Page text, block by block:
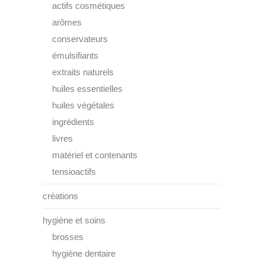
actifs cosmétiques
arômes
conservateurs
émulsifiants
extraits naturels
huiles essentielles
huiles végétales
ingrédients
livres
matériel et contenants
tensioactifs
créations
hygiène et soins
brosses
hygiène dentaire